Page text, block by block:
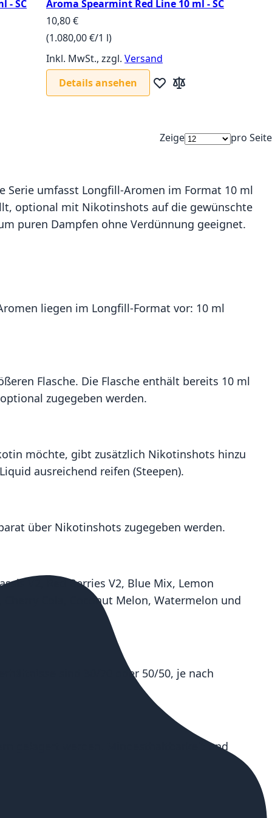
- SC
hinzufügenhinzufügen
Aroma Spearmint Red Line 10 ml - SC
10,80 €
(1.080,00 €/1 l)
Inkl. MwSt., zzgl. Versand
Details ansehen
Zur Wunschliste
Zur Vergleichsliste
Zeige pro Seite
Serie umfasst Longfill-Aromen im Format 10 ml
optional mit Nikotinshots auf die gewünschte
puren Dampfen ohne Verdünnung geeignet.
liegen im Longfill-Format vor: 10 ml
Flasche. Die Flasche enthält bereits 10 ml
zugegeben werden.
möchte, gibt zusätzlich Nikotinshots hinzu
ausreichend reifen (Steepen).
über Nikotinshots zugegeben werden.
V2, Red Berries V2, Blue Mix, Lemon
Cherry Cola, Coconut Melon, Watermelon und
sind 30/70 oder 50/50, je nach
gelagert werden. Mindesthaltbarkeit und